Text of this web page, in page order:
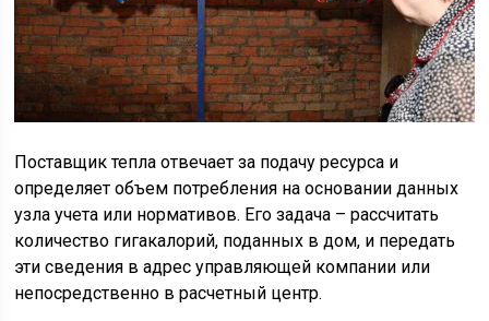
Поставщик тепла отвечает за подачу ресурса и
определяет объем потребления на основании данных
узла учета или нормативов. Его задача – рассчитать
количество гигакалорий, поданных в дом, и передать
эти сведения в адрес управляющей компании или
непосредственно в расчетный центр.